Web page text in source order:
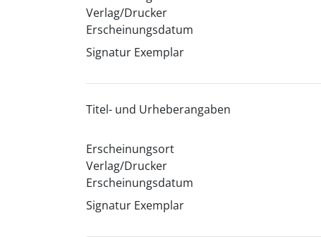
Verlag/Drucker
Erscheinungsdatum
Signatur Exemplar
Titel- und Urheberangaben
Erscheinungsort
Verlag/Drucker
Erscheinungsdatum
Signatur Exemplar